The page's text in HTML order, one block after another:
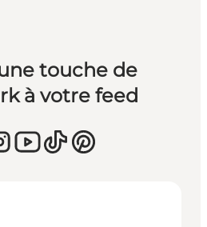
touche de
à votre feed